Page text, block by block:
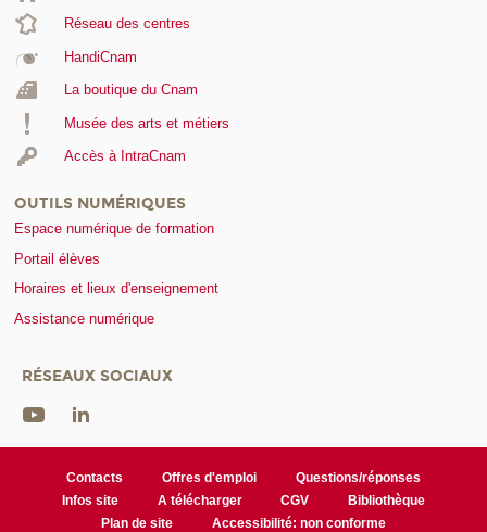
Réseau des centres
HandiCnam
La boutique du Cnam
Musée des arts et métiers
Accès à IntraCnam
OUTILS NUMÉRIQUES
Espace numérique de formation
Portail élèves
Horaires et lieux d'enseignement
Assistance numérique
RÉSEAUX SOCIAUX
Contacts Offres d'emploi
Questions/réponses
Infos site
A télécharger CGV
Bibliothèque
Plan de site
Accessibilité: non conforme